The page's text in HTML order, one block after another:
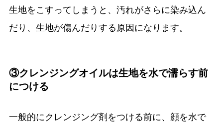
生地をこすってしまうと、汚れがさらに染み込ん
だり、生地が傷んだりする原因になります。
③クレンジングオイルは生地を水で濡らす前
につける
一般的にクレンジング剤をつける前に、顔を水で